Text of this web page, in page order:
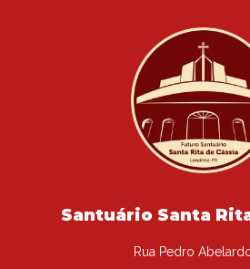
Santuário Santa
Rua Pedro